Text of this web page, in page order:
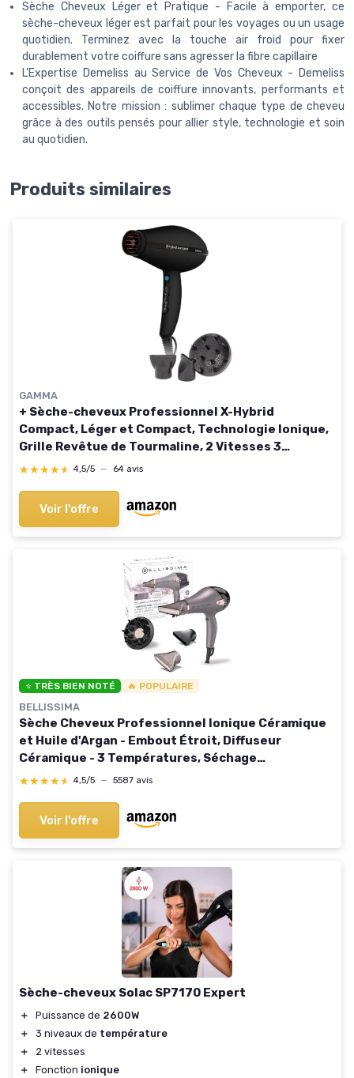
Sèche Cheveux Léger et Pratique - Facile à emporter, ce
sèche-cheveux léger est parfait pour les voyages ou un usage
quotidien. Terminez avec la touche air froid pour fixer
durablement votre coiffure sans agresser la fibre capillaire
L’Expertise Demeliss au Service de Vos Cheveux - Demeliss
conçoit des appareils de coiffure innovants, performants et
accessibles. Notre mission : sublimer chaque type de cheveu
grâce à des outils pensés pour allier style, technologie et soin
au quotidien.
Produits similaires
GAMMA
+ Sèche-cheveux Professionnel X-Hybrid
Compact, Léger et Compact, Technologie Ionique,
Grille Revêtue de Tourmaline, 2 Vitesses 3
Températures, 1800-2100W (Noir)
★★★★★
★★★★★ 4,5/5 — 64 avis
Voir l'offre
⭐ TRÈS BIEN NOTÉ 🔥 POPULAIRE
BELLISSIMA
Sèche Cheveux Professionnel Ionique Céramique
et Huile d'Argan - Embout Étroit, Diffuseur
Céramique - 3 Températures, Séchage
Professionnel Cheveux Doux, Soyeux et Hydratés -
★★★★★
★★★★★ 4,5/5 — 5587 avis
Voir l'offre
Sèche-cheveux Solac SP7170 Expert
＋ Puissance de 2600W
＋
3 niveaux de température
＋
2 vitesses
＋
Fonction ionique